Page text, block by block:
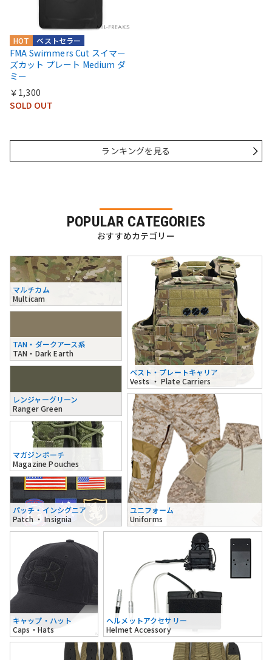
ベストセラー
HOT
FMA Swimmers Cut スイマー
ズカット プレート Medium ダ
ミー
￥1,300
SOLD OUT
ランキングを見る
POPULAR CATEGORIES
おすすめカテゴリー
マルチカム
Multicam
TAN・ダークアース系
TAN・Dark Earth
レンジャーグリーン
Ranger Green
ベスト・プレートキャリア
Vests ・ Plate Carriers
マガジンポーチ
Magazine Pouches
パッチ・インシグニア
Patch ・ Insignia
ユニフォーム
Uniforms
キャップ・ハット
Caps・Hats
ヘルメットアクセサリー
Helmet Accessory